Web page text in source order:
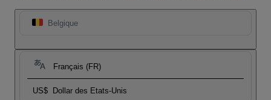
Belgique
Français (FR)
US$ Dollar des Etats-Unis